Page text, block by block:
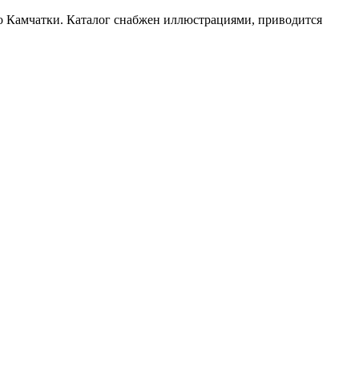
Камчатки. Каталог снабжен иллюстрациями, приводится